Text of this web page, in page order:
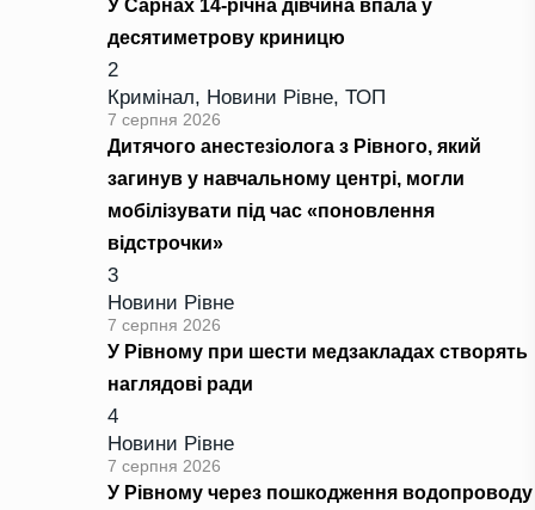
У Сарнах 14-річна дівчина впала у
десятиметрову криницю
2
Кримінал, Новини Рівне, ТОП
7 серпня 2026
Дитячого анестезіолога з Рівного, який
загинув у навчальному центрі, могли
мобілізувати під час «поновлення
відстрочки»
3
Новини Рівне
7 серпня 2026
У Рівному при шести медзакладах створять
наглядові ради
4
Новини Рівне
7 серпня 2026
У Рівному через пошкодження водопроводу